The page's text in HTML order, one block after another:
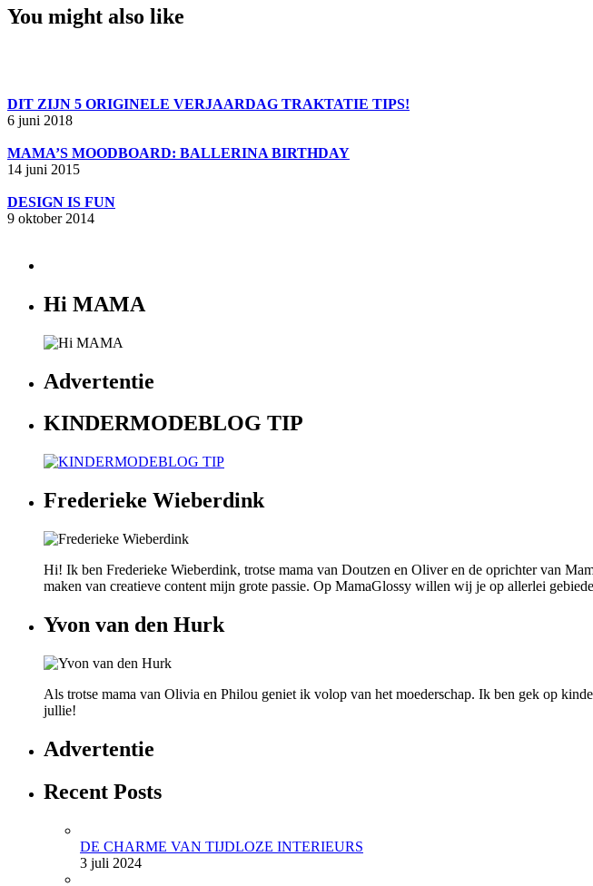
You might also like
DIT ZIJN 5 ORIGINELE VERJAARDAG TRAKTATIE TIPS!
6 juni 2018
MAMA’S MOODBOARD: BALLERINA BIRTHDAY
14 juni 2015
DESIGN IS FUN
9 oktober 2014
Hi MAMA
Advertentie
KINDERMODEBLOG TIP
Frederieke Wieberdink
Hi! Ik ben Frederieke Wieberdink, trotse mama van Doutzen en Oliver en de oprichter van
maken van creatieve content mijn grote passie. Op MamaGlossy willen wij je op allerlei
Yvon van den Hurk
Als trotse mama van Olivia en Philou geniet ik volop van het moederschap. Ik ben gek op
jullie!
Advertentie
Recent Posts
DE CHARME VAN TIJDLOZE INTERIEURS
3 juli 2024